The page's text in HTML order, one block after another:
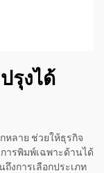
รุงได้
หลาย ช่วยให้ธุรกิจ
ารพิมพ์เฉพาะด้านได้
งการเลือกประเภท